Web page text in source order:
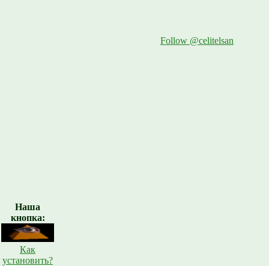
Наша
кнопка:
Как
установить?
Follow @celitelsan